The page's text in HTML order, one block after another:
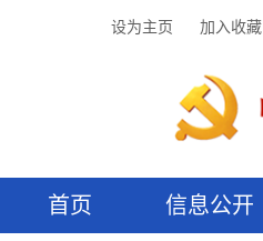
设为主页 加入收藏
首页 信息公开